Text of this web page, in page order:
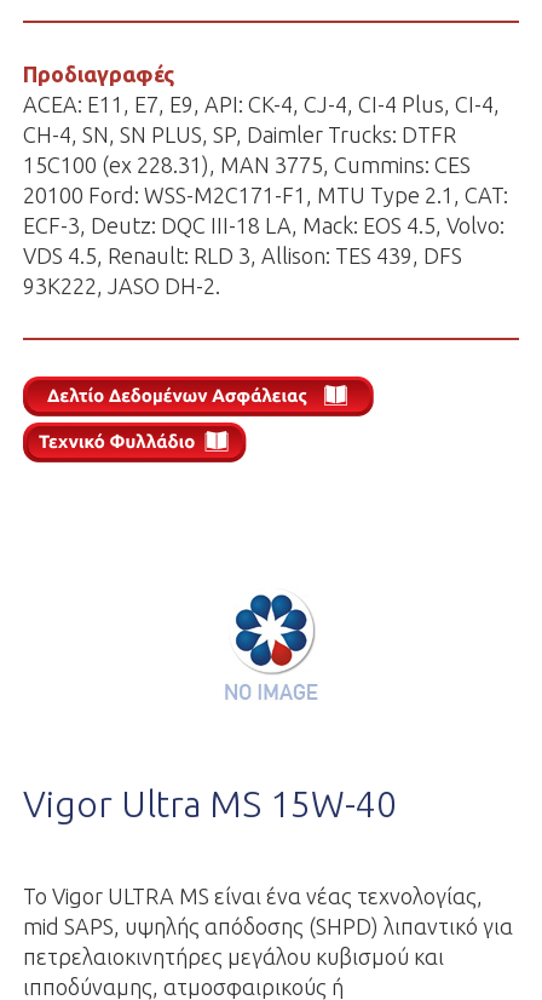
Προδιαγραφές
ACEA: E11, E7, E9, API: CK-4, CJ-4, CI-4 Plus, CI-4,
CH-4, SN, SN PLUS, SP, Daimler Trucks: DTFR
15C100 (ex 228.31), MAN 3775, Cummins: CES
20100 Ford: WSS-M2C171-F1, MTU Type 2.1, CAT:
ECF-3, Deutz: DQC III-18 LA, Mack: EOS 4.5, Volvo:
VDS 4.5, Renault: RLD 3, Allison: TES 439, DFS
93K222, JASO DH-2.
Vigor Ultra MS 15W-40
Το Vigor ULTRA MS είναι ένα νέας τεχνολογίας,
mid SAPS, υψηλής απόδοσης (SHPD) λιπαντικό για
πετρελαιοκινητήρες μεγάλου κυβισμού και
ιπποδύναμης, ατμοσφαιρικούς ή